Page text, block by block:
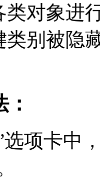
类对象进
类别被隐
选项卡中